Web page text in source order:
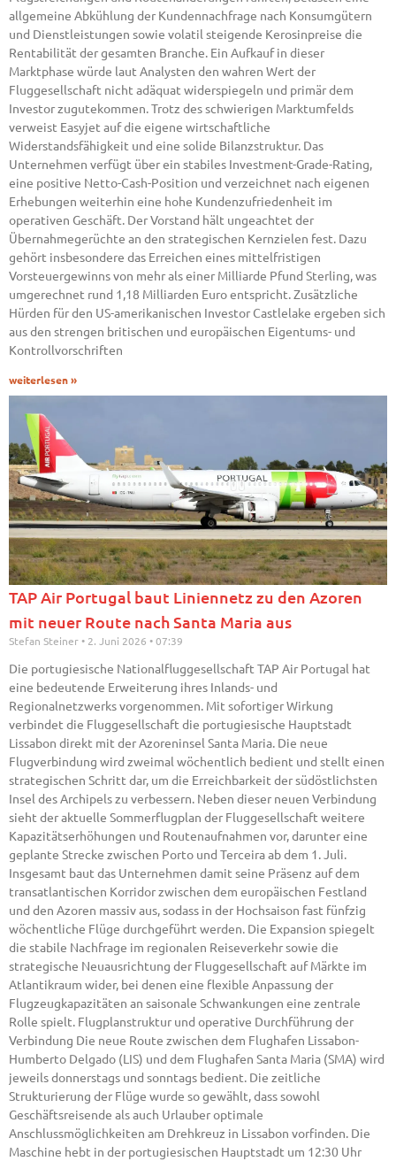
allgemeine Abkühlung der Kundennachfrage nach Konsumgütern
und Dienstleistungen sowie volatil steigende Kerosinpreise die
Rentabilität der gesamten Branche. Ein Aufkauf in dieser
Marktphase würde laut Analysten den wahren Wert der
Fluggesellschaft nicht adäquat widerspiegeln und primär dem
Investor zugutekommen. Trotz des schwierigen Marktumfelds
verweist Easyjet auf die eigene wirtschaftliche
Widerstandsfähigkeit und eine solide Bilanzstruktur. Das
Unternehmen verfügt über ein stabiles Investment-Grade-Rating,
eine positive Netto-Cash-Position und verzeichnet nach eigenen
Erhebungen weiterhin eine hohe Kundenzufriedenheit im
operativen Geschäft. Der Vorstand hält ungeachtet der
Übernahmegerüchte an den strategischen Kernzielen fest. Dazu
gehört insbesondere das Erreichen eines mittelfristigen
Vorsteuergewinns von mehr als einer Milliarde Pfund Sterling, was
umgerechnet rund 1,18 Milliarden Euro entspricht. Zusätzliche
Hürden für den US-amerikanischen Investor Castlelake ergeben sich
aus den strengen britischen und europäischen Eigentums- und
Kontrollvorschriften
weiterlesen »
TAP Air Portugal baut Liniennetz zu den Azoren
mit neuer Route nach Santa Maria aus
Stefan Steiner 2. Juni 2026 07:39
Die portugiesische Nationalfluggesellschaft TAP Air Portugal hat
eine bedeutende Erweiterung ihres Inlands- und
Regionalnetzwerks vorgenommen. Mit sofortiger Wirkung
verbindet die Fluggesellschaft die portugiesische Hauptstadt
Lissabon direkt mit der Azoreninsel Santa Maria. Die neue
Flugverbindung wird zweimal wöchentlich bedient und stellt einen
strategischen Schritt dar, um die Erreichbarkeit der südöstlichsten
Insel des Archipels zu verbessern. Neben dieser neuen Verbindung
sieht der aktuelle Sommerflugplan der Fluggesellschaft weitere
Kapazitätserhöhungen und Routenaufnahmen vor, darunter eine
geplante Strecke zwischen Porto und Terceira ab dem 1. Juli.
Insgesamt baut das Unternehmen damit seine Präsenz auf dem
transatlantischen Korridor zwischen dem europäischen Festland
und den Azoren massiv aus, sodass in der Hochsaison fast fünfzig
wöchentliche Flüge durchgeführt werden. Die Expansion spiegelt
die stabile Nachfrage im regionalen Reiseverkehr sowie die
strategische Neuausrichtung der Fluggesellschaft auf Märkte im
Atlantikraum wider, bei denen eine flexible Anpassung der
Flugzeugkapazitäten an saisonale Schwankungen eine zentrale
Rolle spielt. Flugplanstruktur und operative Durchführung der
Verbindung Die neue Route zwischen dem Flughafen Lissabon-
Humberto Delgado (LIS) und dem Flughafen Santa Maria (SMA) wird
jeweils donnerstags und sonntags bedient. Die zeitliche
Strukturierung der Flüge wurde so gewählt, dass sowohl
Geschäftsreisende als auch Urlauber optimale
Anschlussmöglichkeiten am Drehkreuz in Lissabon vorfinden. Die
Maschine hebt in der portugiesischen Hauptstadt um 12:30 Uhr